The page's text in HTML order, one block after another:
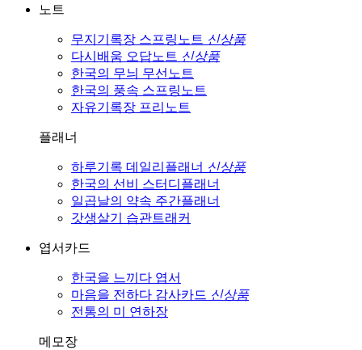
노트
무지기록장 스프링노트 신상품
다시배움 오답노트 신상품
한국의 무늬 무선노트
한국의 풍속 스프링노트
자유기록장 프리노트
플래너
하루기록 데일리플래너 신상품
한국의 선비
스터디플래너
일곱날의 약속 주간플래너
갓생살기
습관트래커
엽서카드
한국을 느끼다 엽서
마음을 전하다 감사카드 신상품
전통의 미
연하장
메모장